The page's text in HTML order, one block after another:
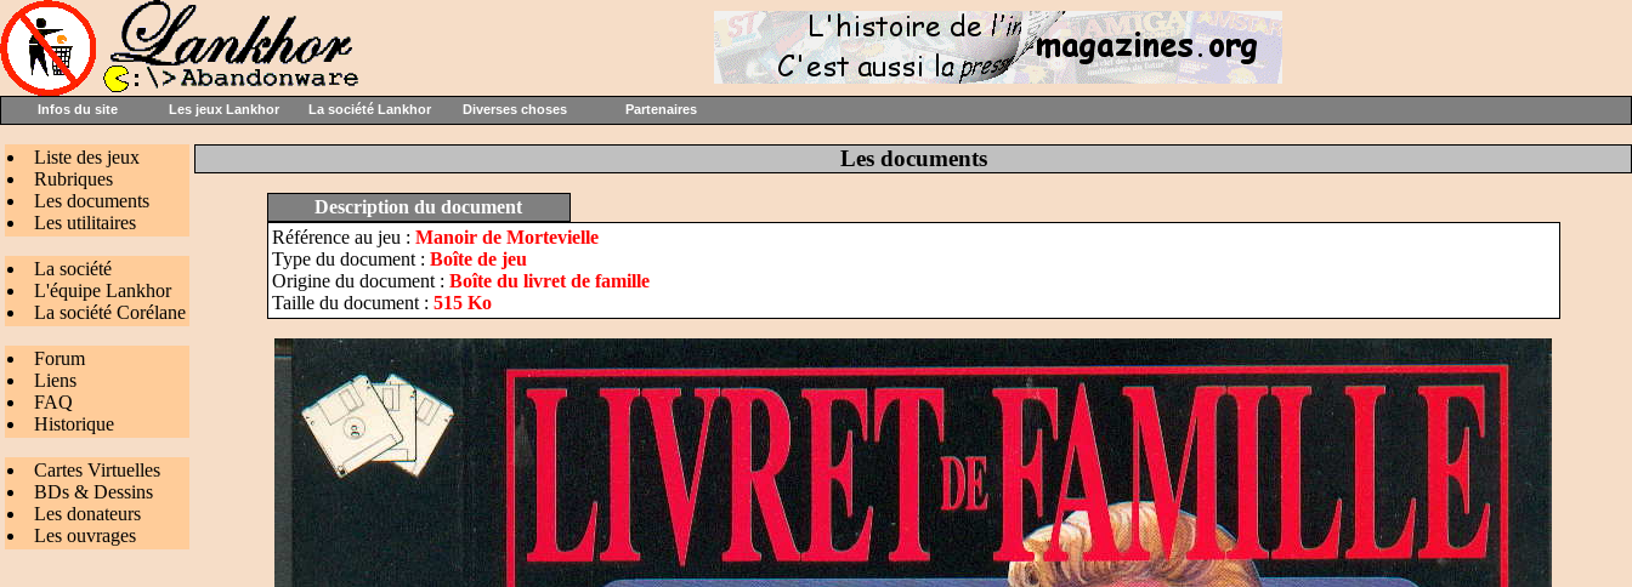
Infos du site Les jeux Lankhor La société Lankhor Diverses choses Partenaires
Liste des jeux
Rubriques
Les documents
Les utilitaires
La société
L'équipe Lankhor
La société Corélane
Forum
Liens
FAQ
Historique
Cartes Virtuelles
BDs & Dessins
Les donateurs
Les ouvrages
Les documents
Description du document
Référence au jeu : Manoir de Mortevielle
Type du document : Boîte de jeu
Origine du document : Boîte du livret de famille
Taille du document : 515 Ko